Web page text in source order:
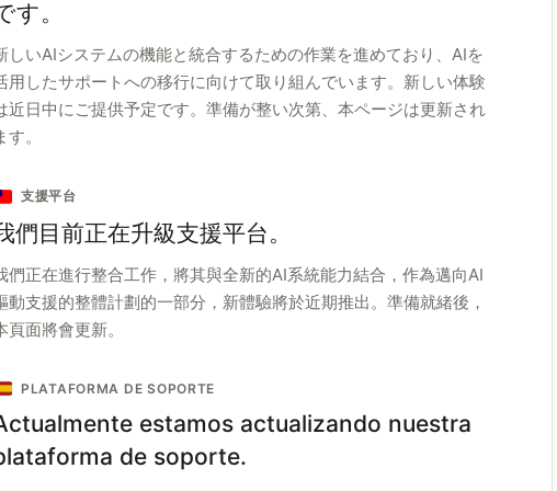
す。
しいAIシステムの機能と統合するための作業を進めており、AIを
用したサポートへの移行に向けて取り組んでいます。新しい体験
近日中にご提供予定です。準備が整い次第、本ページは更新され
す。
支援平台
們目前正在升級支援平台。
們正在進行整合工作，將其與全新的AI系統能力結合，作為邁向AI
動支援的整體計劃的一部分，新體驗將於近期推出。準備就緒後，
頁面將會更新。
PLATAFORMA DE SOPORTE
estamos actualizando nuestra
de soporte.